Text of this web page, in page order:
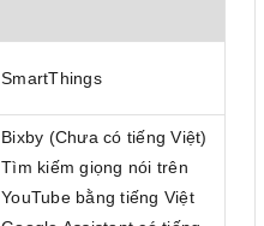
SmartThings
Bixby (Chưa có tiếng Việt)
Tìm kiếm giọng nói trên
YouTube bằng tiếng Việt